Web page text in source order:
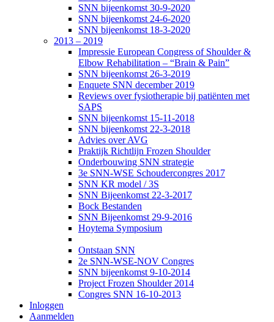
SNN bijeenkomst 30-9-2020
SNN bijeenkomst 24-6-2020
SNN bijeenkomst 18-3-2020
2013 – 2019
Impressie European Congress of Shoulder &
Elbow Rehabilitation – “Brain & Pain”
SNN bijeenkomst 26-3-2019
Enquete SNN december 2019
Reviews over fysiotherapie bij patiënten met
SAPS
SNN bijeenkomst 15-11-2018
SNN bijeenkomst 22-3-2018
Advies over AVG
Praktijk Richtlijn Frozen Shoulder
Onderbouwing SNN strategie
3e SNN-WSE Schoudercongres 2017
SNN KR model / 3S
SNN Bijeenkomst 22-3-2017
Bock Bestanden
SNN Bijeenkomst 29-9-2016
Hoytema Symposium
Ontstaan SNN
2e SNN-WSE-NOV Congres
SNN bijeenkomst 9-10-2014
Project Frozen Shoulder 2014
Congres SNN 16-10-2013
Inloggen
Aanmelden